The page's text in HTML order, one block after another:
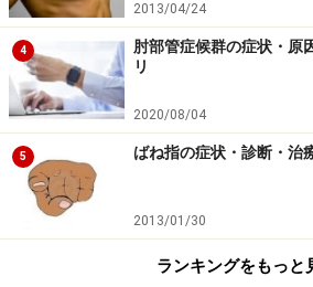
うっ血性心不全、心筋梗塞、無菌性
イ症候群など重症な脳障害、横紋
胃炎。
・ロキソニン……1錠22.3円で1日3回
はボルタレンと同様です。
どちらの薬でも胃潰瘍を合併する
胃薬、抗潰瘍薬などと一緒に処方さ
2013/04/24
4
肘部管症候群の症状・原
リ
2020/08/04
5 ばね指の症状・診断・治
2013/01/30
ランキングをもっと